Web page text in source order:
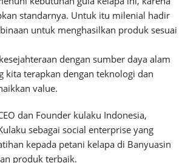
standarnya. Untuk itu milenial hadir
untuk menghasilkan produk sesuai
dengan sumber daya alam
kita terapkan dengan teknologi dan
value.
dan Founder kulaku Indonesia,
sebagai social enterprise yang
kepada petani kelapa di Banyuasin
produk terbaik.